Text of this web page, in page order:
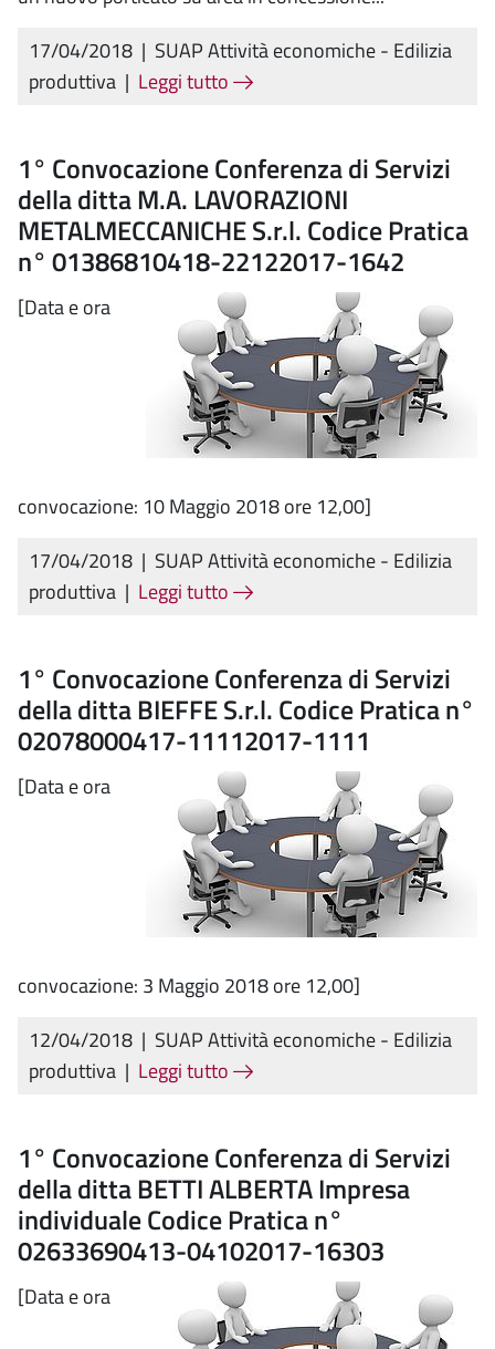
17/04/2018 | SUAP Attività economiche - Edilizia
produttiva | Leggi tutto
1° Convocazione Conferenza di Servizi
della ditta M.A. LAVORAZIONI
METALMECCANICHE S.r.l. Codice Pratica
n° 01386810418-22122017-1642
[Data e ora
convocazione: 10 Maggio 2018 ore 12,00]
17/04/2018 | SUAP Attività economiche - Edilizia
produttiva | Leggi tutto
1° Convocazione Conferenza di Servizi
della ditta BIEFFE S.r.l. Codice Pratica n°
02078000417-11112017-1111
[Data e ora
convocazione: 3 Maggio 2018 ore 12,00]
12/04/2018 | SUAP Attività economiche - Edilizia
produttiva | Leggi tutto
1° Convocazione Conferenza di Servizi
della ditta BETTI ALBERTA Impresa
individuale Codice Pratica n°
02633690413-04102017-16303
[Data e ora